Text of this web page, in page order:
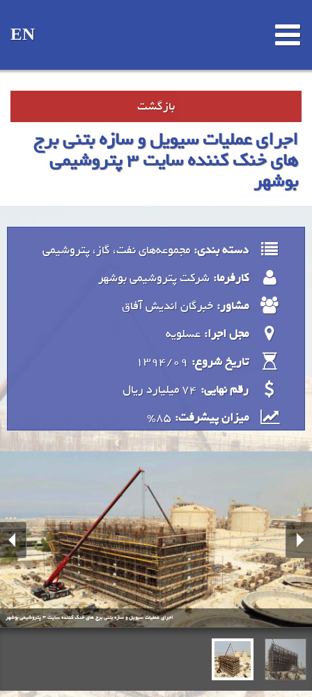
EN
بازگشت
اجرای عملیات سیویل و سازه بتنی برج
های خنک کننده سایت 3 پتروشیمی
بوشهر
دسته بندی: مجموعه‌های نفت، گاز، پتروشیمی
کارفرما: شرکت پتروشیمی بوشهر
مشاور: خبرگان اندیش آفاق
مجل اجرا: عسلویه
تاریخ شروع: 1394/09
رقم نهایی: 74 میلیارد ريال
میزان پیشرفت: 85%
اجرای عملیات سیویل و سازه بتنی برج های خنک کننده سایت 3 پتروشیمی بوشهر